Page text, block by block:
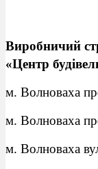
Виробничий
«Центр
м. Волноваха
м. Волноваха
м. Волноваха